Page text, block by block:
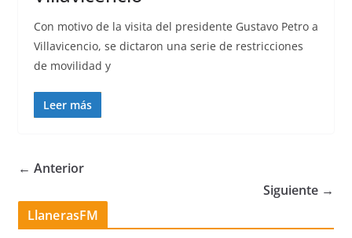
Con motivo de la visita del presidente Gustavo Petro a
Villavicencio, se dictaron una serie de restricciones
de movilidad y
Leer más
← Anterior
Siguiente →
LlanerasFM